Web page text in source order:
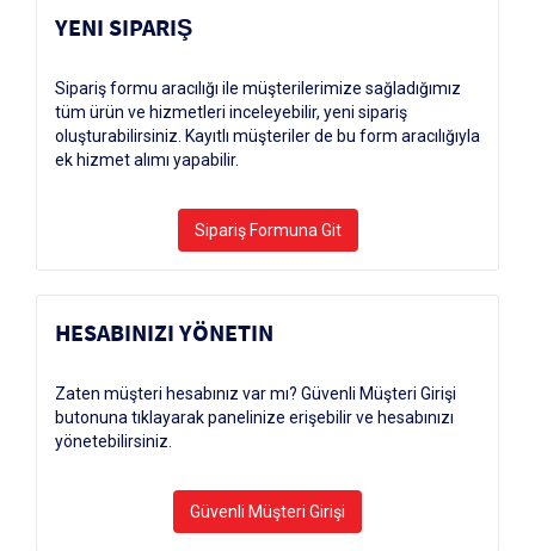
YENI SIPARIŞ
Sipariş formu aracılığı ile müşterilerimize sağladığımız
tüm ürün ve hizmetleri inceleyebilir, yeni sipariş
oluşturabilirsiniz. Kayıtlı müşteriler de bu form aracılığıyla
ek hizmet alımı yapabilir.
HESABINIZI YÖNETIN
Zaten müşteri hesabınız var mı? Güvenli Müşteri Girişi
butonuna tıklayarak panelinize erişebilir ve hesabınızı
yönetebilirsiniz.